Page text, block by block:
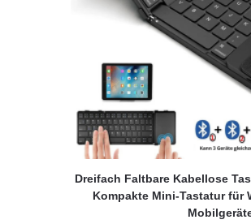
Dreifach Faltbare Kabellose
Kompakte Mini-Tastatur für